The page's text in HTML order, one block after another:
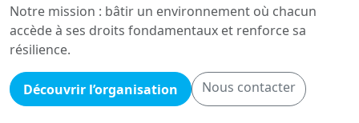
Notre mission : bâtir un environnement où chacun
accède à ses droits fondamentaux et renforce sa
résilience.
Découvrir l’organisation Nous contacter